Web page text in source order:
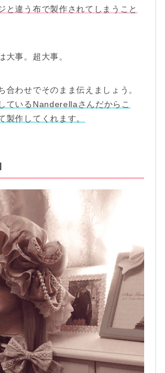
と違う布で製作されてしまうこと
大事。超大事。
合わせでそのまま伝えましょう。
ている Nanderella さんだからこ
製作してくれます。